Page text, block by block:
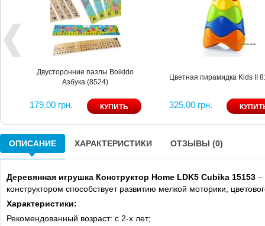
Двусторонние пазлы Boikido
Азбука (8524)
179.00 грн.
Цветная пирамидка Kids II
325.00 грн.
ОПИСАНИЕ ХАРАКТЕРИСТИКИ ОТЗЫВЫ (0)
Деревянная игрушка Конструктор Home LDK5 Cubika 15153 –
конструктором способствует развитию мелкой моторики,
Характеристики:
Рекомендованный возраст: c 2-х лет;